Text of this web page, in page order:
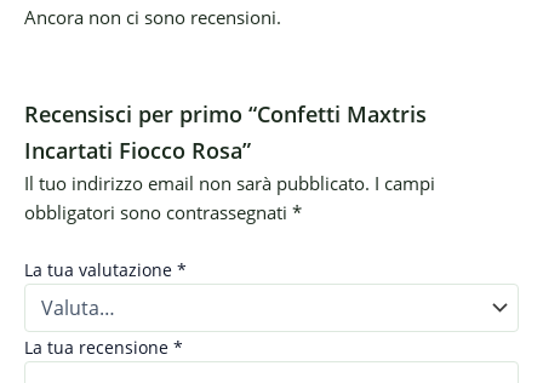
Ancora non ci sono recensioni.
Recensisci per primo “Confetti Maxtris
Incartati Fiocco Rosa”
Il tuo indirizzo email non sarà pubblicato. I campi
obbligatori sono contrassegnati *
La tua valutazione *
La tua recensione *